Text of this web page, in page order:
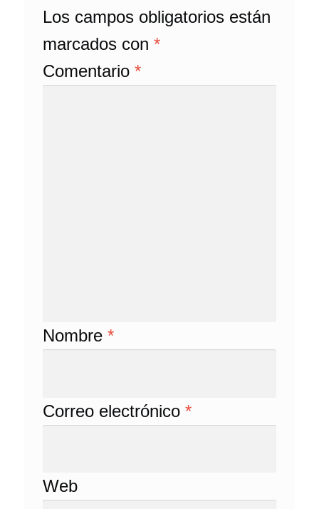
Los campos obligatorios están
marcados con*
Comentario*
Nombre*
Correo electrónico*
Web